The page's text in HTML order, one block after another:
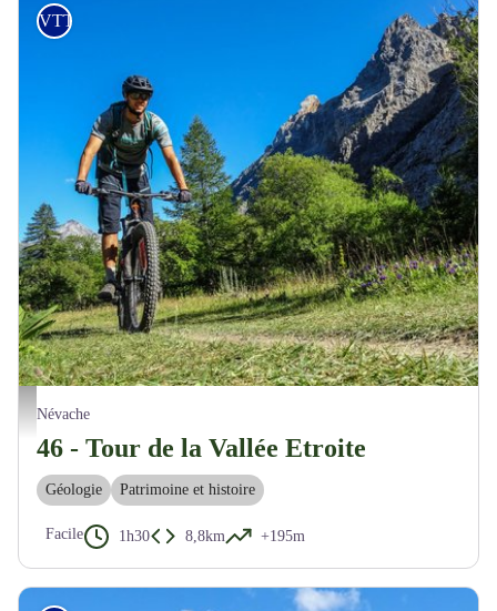
Vététiste dans la Vallée Etroite - M. Buffet
VTT
Névache
46 - Tour de la Vallée Etroite
Géologie Patrimoine et histoire
Facile 1h30 8,8km +195m